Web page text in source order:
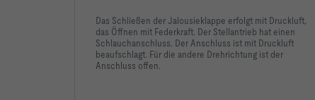
Das Schließen der Jalousieklappe erfolgt mit Druckluft,
das Öffnen mit Federkraft. Der Stellantrieb hat einen
Schlauchanschluss. Der Anschluss ist mit Druckluft
beaufschlagt. Für die andere Drehrichtung ist der
Anschluss offen.